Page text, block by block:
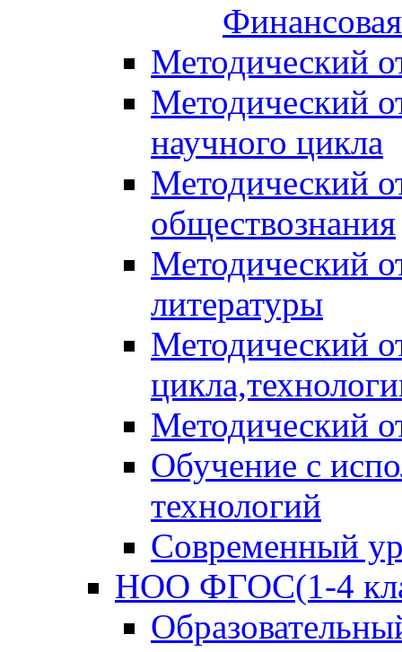
Методический
Методический
научного цикла
Методический
обществознания
Методический
литературы
Методический
Методический
Обучение с
технологий
Современный
НОО ФГОС(1-4